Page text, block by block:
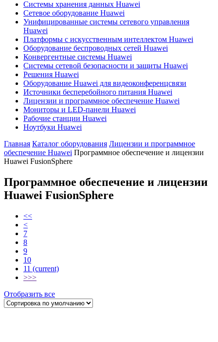
Системы хранения данных Huawei
Сетевое оборудование Huawei
Унифицированные системы сетевого управления
Huawei
Платформы с искусственным интеллектом Huawei
Оборудование беспроводных сетей Huawei
Конвергентные системы Huawei
Системы сетевой безопасности и защиты Huawei
Решения Huawei
Оборудование Huawei для видеоконференцсвязи
Источники бесперебойного питания Huawei
Лицензии и программное обеспечение Huawei
Мониторы и LED-панели Huawei
Рабочие станции Huawei
Ноутбуки Huawei
Главная Каталог оборудования Лицензии и программное
обеспечение Huawei Программное обеспечение и лицензии
Huawei FusionSphere
Программное обеспечение и лицензии
Huawei FusionSphere
<<
<
7
8
9
10
11 (current)
>>>
Отобразить все